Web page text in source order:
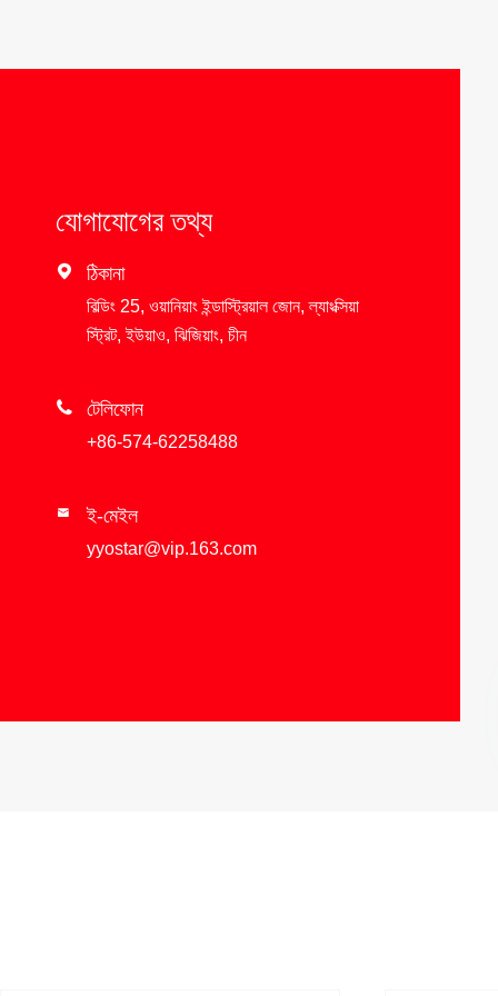
যোগাযোগের তথ্য
 ঠিকানা
বিল্ডিং 25, ওয়ানিয়াং ইন্ডাস্ট্রিয়াল জোন, ল্যাংক্সিয়া
স্ট্রিট, ইউয়াও, ঝিজিয়াং, চীন
 টেলিফোন
+86-574-62258488
 ই-মেইল
yyostar@vip.163.com